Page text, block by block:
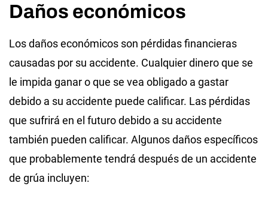
Daños económicos
Los daños económicos son pérdidas financieras
causadas por su accidente. Cualquier dinero que se
le impida ganar o que se vea obligado a gastar
debido a su accidente puede calificar. Las pérdidas
que sufrirá en el futuro debido a su accidente
también pueden calificar. Algunos daños específicos
que probablemente tendrá después de un accidente
de grúa incluyen: